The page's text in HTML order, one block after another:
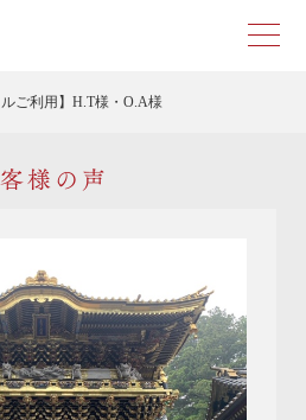
ルご利用】H.T様・O.A様